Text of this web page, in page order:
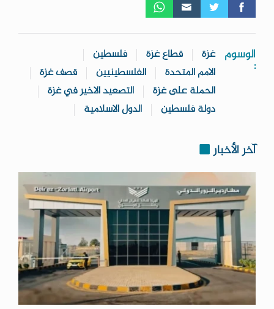
الوسوم
:
غزة قطاع غزة
فلسطين
الامم المتحدة
الفلسطينيين
قصف غزة
الحملة على غزة
التصعيد الاخير في غزة
دولة فلسطين
الدول الاسلامية
آخر الأخبار